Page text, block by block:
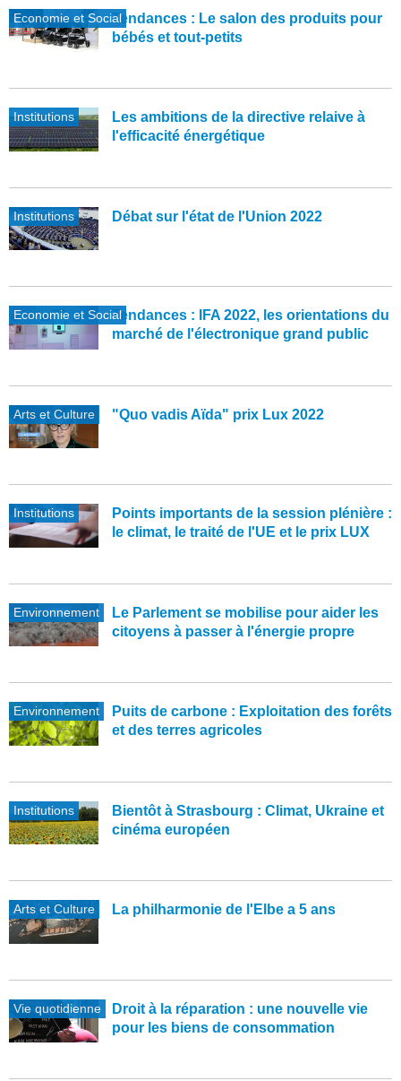
Economie et SocialTendances : Le salon des produits pour
bébés et tout-petits
Institutions
Les ambitions de la directive relaive à
l'efficacité énergétique
Institutions Débat sur l'état de l'Union 2022
Economie et SocialTendances : IFA 2022, les orientations du
marché de l'électronique grand public
Arts et Culture "Quo vadis Aïda" prix Lux 2022
Institutions
Points importants de la session plénière :
le climat, le traité de l'UE et le prix LUX
Environnement
Le Parlement se mobilise pour aider les
citoyens à passer à l'énergie propre
Environnement
Puits de carbone : Exploitation des forêts
et des terres agricoles
Institutions
Bientôt à Strasbourg : Climat, Ukraine et
cinéma européen
Arts et Culture La philharmonie de l'Elbe a 5 ans
Vie quotidienne
Droit à la réparation : une nouvelle vie
pour les biens de consommation